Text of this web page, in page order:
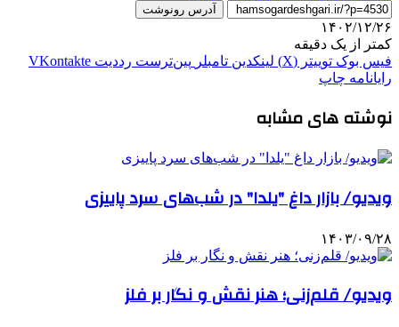
آدرس رونوشت
۱۴۰۲/۱۲/۲۶
کمتر از یک دقیقه
فیس بوک توییتر (X) لینکدین ‫تامبلر ‫پین‌ترست ‫رددیت ‫VKontakte
رایانامه چاپ
نوشته های مشابه
ویدیو/ بازار داغ "یلدا" در شب‌های سرد پاییزی
۱۴۰۳/۰۹/۲۸
ویدیو/ قلم‌زنی؛ هنر نقش و نگار بر فلز